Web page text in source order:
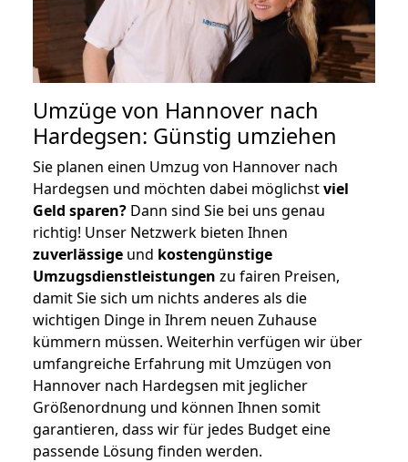
Umzüge von Hannover nach
Hardegsen: Günstig umziehen
Sie planen einen Umzug von Hannover nach
Hardegsen und möchten dabei möglichstviel
Geld sparen? Dann sind Sie bei uns genau
richtig! Unser Netzwerk bieten Ihnen
zuverlässige und kostengünstige
Umzugsdienstleistungen zu fairen Preisen,
damit Sie sich um nichts anderes als die
wichtigen Dinge in Ihrem neuen Zuhause
kümmern müssen. Weiterhin verfügen wir über
umfangreiche Erfahrung mit Umzügen von
Hannover nach Hardegsen mit jeglicher
Größenordnung und können Ihnen somit
garantieren, dass wir für jedes Budget eine
passende Lösung finden werden.